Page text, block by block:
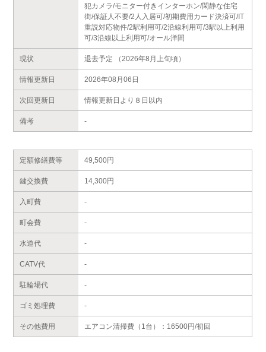
犯カメラ/モニター付きインターホン/閑静な住宅
街/保証人不要/2人入居可/初期費用カード決済可/IT
重説対応物件/2駅利用可/2沿線利用可/3駅以上利用
可/3沿線以上利用可/オール洋間
現状 退去予定 （2026年8月上旬頃）
情報更新日 2026年08月06日
次回更新日 情報更新日より８日以内
備考 -
定額修繕費等 49,500円
鍵交換費 14,300円
入町費 -
町会費 -
水道代 -
CATV代 -
駐輪場代 -
ゴミ処理費 -
その他費用 エアコン清掃費（1台）：16500円/初回